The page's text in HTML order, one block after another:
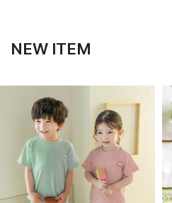
NEW ITEM